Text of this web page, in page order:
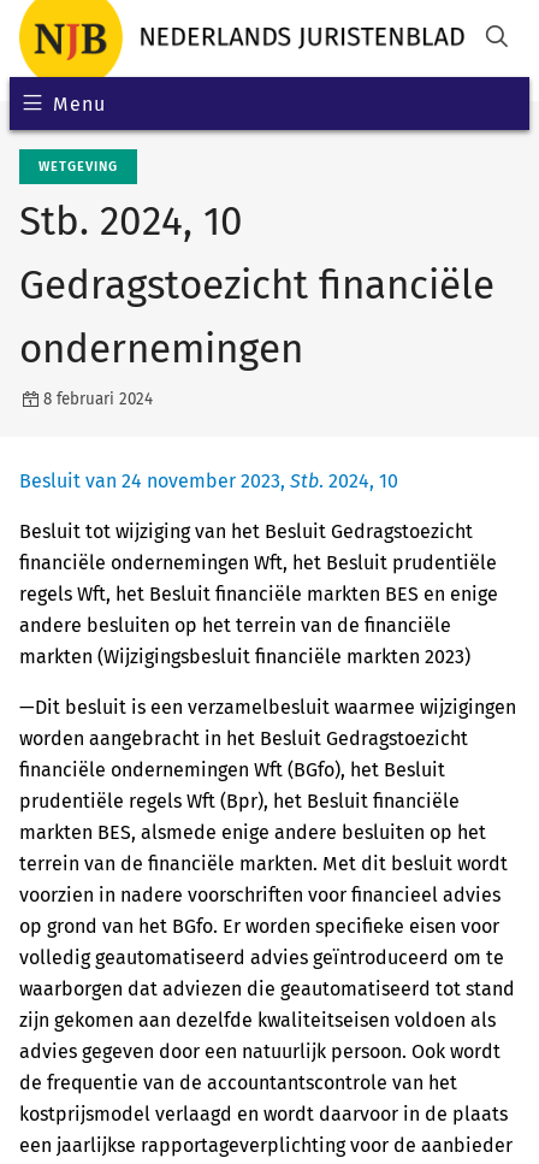
Menu
WETGEVING
Stb. 2024, 10
Gedragstoezicht financiële
ondernemingen
8 februari 2024
Besluit van 24 november 2023, Stb. 2024, 10
Besluit tot wijziging van het Besluit Gedragstoezicht
financiële ondernemingen Wft, het Besluit prudentiële
regels Wft, het Besluit financiële markten BES en enige
andere besluiten op het terrein van de financiële
markten (Wijzigingsbesluit financiële markten 2023)
—Dit besluit is een verzamelbesluit waarmee wijzigingen
worden aangebracht in het Besluit Gedragstoezicht
financiële ondernemingen Wft (BGfo), het Besluit
prudentiële regels Wft (Bpr), het Besluit financiële
markten BES, alsmede enige andere besluiten op het
terrein van de financiële markten. Met dit besluit wordt
voorzien in nadere voorschriften voor financieel advies
op grond van het BGfo. Er worden specifieke eisen voor
volledig geautomatiseerd advies geïntroduceerd om te
waarborgen dat adviezen die geautomatiseerd tot stand
zijn gekomen aan dezelfde kwaliteitseisen voldoen als
advies gegeven door een natuurlijk persoon. Ook wordt
de frequentie van de accountantscontrole van het
kostprijsmodel verlaagd en wordt daarvoor in de plaats
een jaarlijkse rapportageverplichting voor de aanbieder